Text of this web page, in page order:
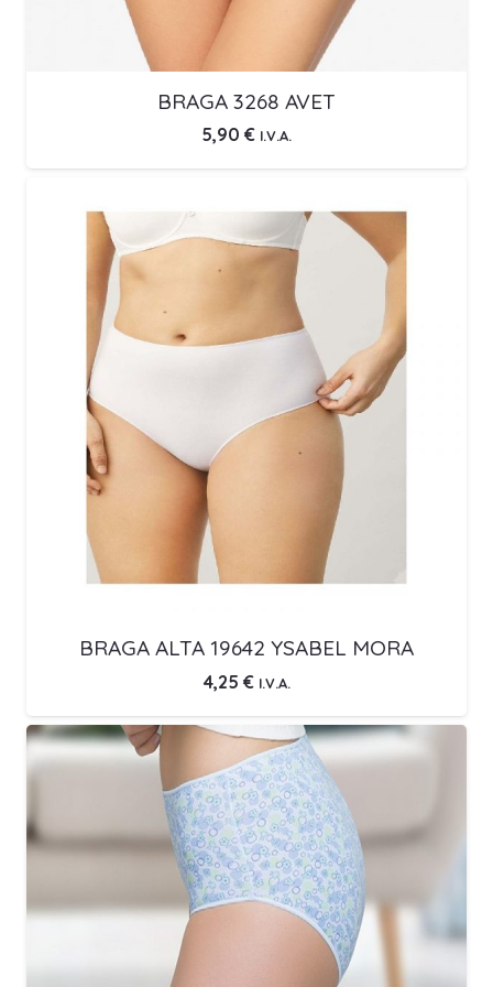
BRAGA 3268 AVET
5,90 € I.V.A.
BRAGA ALTA 19642 YSABEL MORA
4,25 € I.V.A.